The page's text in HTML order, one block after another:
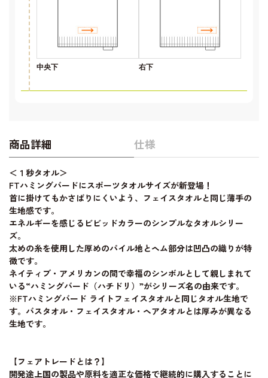
中央下 右下
商品詳細 仕様
＜１秒タオル＞
FTハミングバードにスポーツタオルサイズが新登場！
首に掛けてもかさばりにくいよう、フェイスタオルと同じ薄手の
生地感です。
エネルギーを感じるビビッドカラーのシンプルなタオルシリー
ズ。
太めの糸を使用した厚めのパイル地とヘム部分は凹凸の織りが特
徴です。
ネイティブ・アメリカンの間で幸福のシンボルとして親しまれて
いる“ハミングバード（ハチドリ）”がシリーズ名の由来です。
※FTハミングバード ライトフェイスタオルと同じタオル生地で
す。バスタオル・フェイスタオル・ヘアタオルとは厚みが異なる
生地です。
【フェアトレードとは？】
開発途上国の製品や原料を適正な価格で継続的に購入することに